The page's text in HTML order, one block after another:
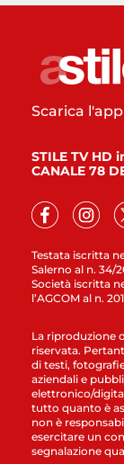
Testata iscritta
Salerno al n. 34/
Società iscritta
l’AGCOM al n.
Scarica l'app
STILE TV HD
CANALE 78
La riproduzione
riservata.
di testi,
aziendali e
elettronico/
tutto quanto è
non è
esercitare un
segnalazione